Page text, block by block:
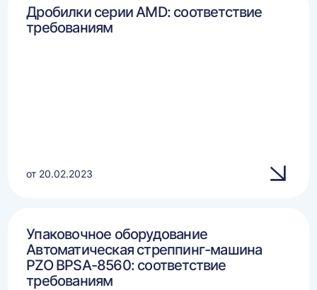
Дробилки серии AMD: соответствие
требованиям
от 20.02.2023
Упаковочное оборудование
Автоматическая стреппинг-машина
PZO BPSA-8560: соответствие
требованиям